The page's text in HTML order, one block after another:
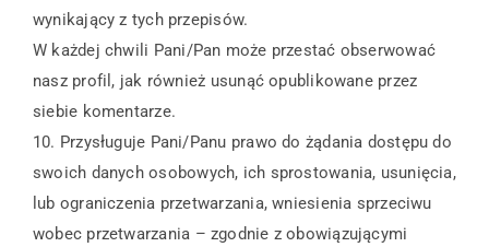
wynikający z tych przepisów.
W każdej chwili Pani/Pan może przestać obserwować
nasz profil, jak również usunąć opublikowane przez
siebie komentarze.
10. Przysługuje Pani/Panu prawo do żądania dostępu do
swoich danych osobowych, ich sprostowania, usunięcia,
lub ograniczenia przetwarzania, wniesienia sprzeciwu
wobec przetwarzania – zgodnie z obowiązującymi